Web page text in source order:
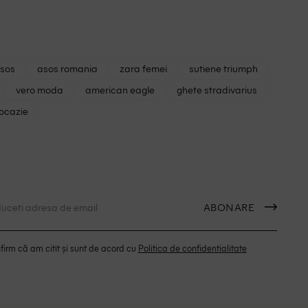
asos romania zara femei
sutiene triumph
vero moda american eagle
ghete stradivarius
ABONARE
că am citit și sunt de acord cu Politica de confidentialitate